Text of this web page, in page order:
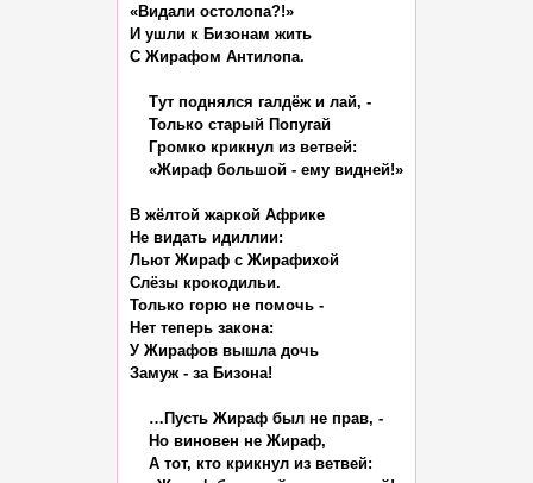
«Видали остолопа?!»
И ушли к Бизонам жить
С Жирафом Антилопа.
    Тут поднялся галдёж и лай, -
    Только старый Попугай
    Громко крикнул из ветвей:
    «Жираф большой - ему видней!»
В жёлтой жаркой Африке
Не видать идиллии:
Льют Жираф с Жирафихой
Слёзы крокодильи.
Только горю не помочь -
Нет теперь закона:
У Жирафов вышла дочь
Замуж - за Бизона!
    …Пусть Жираф был не прав, -
    Но виновен не Жираф,
    А тот, кто крикнул из ветвей: